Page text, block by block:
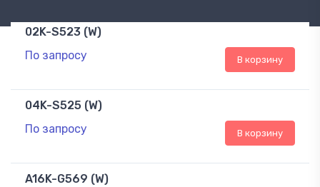
02K-S523 (W)
По запросу
В корзину
04K-S525 (W)
По запросу
В корзину
A16K-G569 (W)